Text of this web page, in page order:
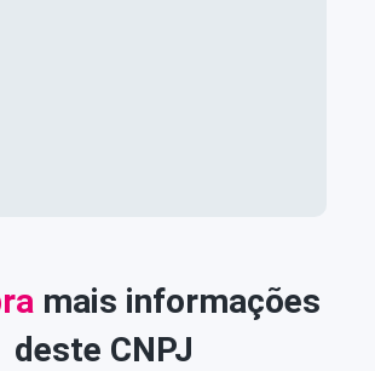
mais informações
deste CNPJ